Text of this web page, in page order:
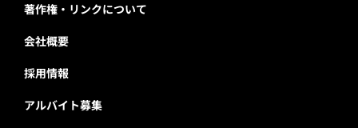
著作権・リンクについて
会社概要
採用情報
アルバイト募集